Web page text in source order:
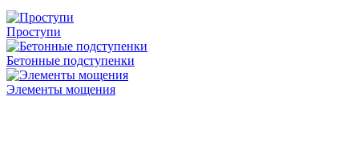
Проступи
Бетонные подступенки
Элементы мощения